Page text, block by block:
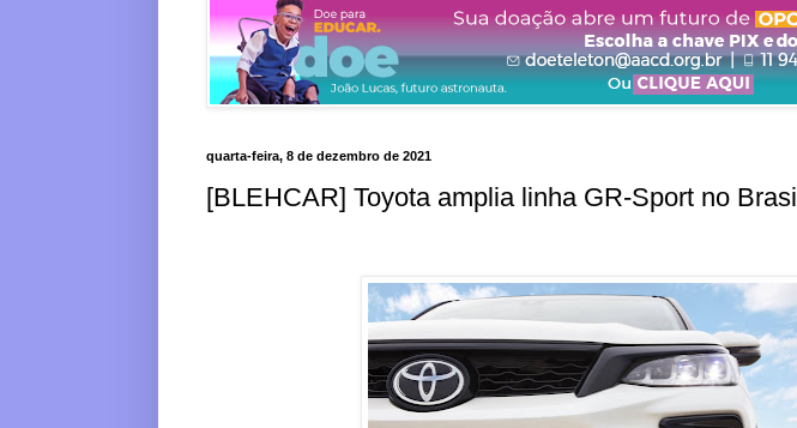
quarta-feira, 8 de dezembro de 2021
[BLEHCAR] Toyota amplia linha GR-Sport no Brasil